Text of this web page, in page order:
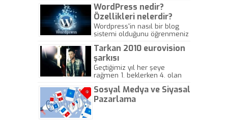
WordPress nedir?
Özellikleri nelerdir?
Wordpress'in nasıl bir blog
sistemi olduğunu öğrenmeniz
Tarkan 2010 eurovision
şarkısı
Geçtiğimiz yıl her şeye
rağmen 1. beklerken 4. olan
gösterisinin bu yarışmada
önemli olmadığını anlamıştır.
Sosyal Medya ve Siyasal
Pazarlama